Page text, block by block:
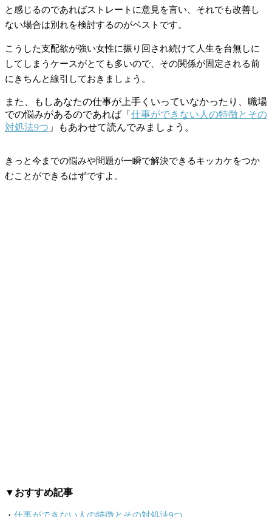
と感じるのであればストレートに意見を言い、それでも改善し
ない場合は別れを検討するのがベストです。
こうした支配欲が強い女性に振り回され続けて人生を台無しに
してしまうケースがとても多いので、その関係が固定される前
にきちんと線引しておきましょう。
また、もしあなたの仕事が上手くいっていなかったり、職場
での悩みがあるのであれば「 仕事ができない人の特徴とその
対処法9つ 」もあわせて読んでみましょう。
きっと今までの悩みや問題が一瞬で解決できるキッカケをつか
むことができるはずですよ。
▼おすすめ記事